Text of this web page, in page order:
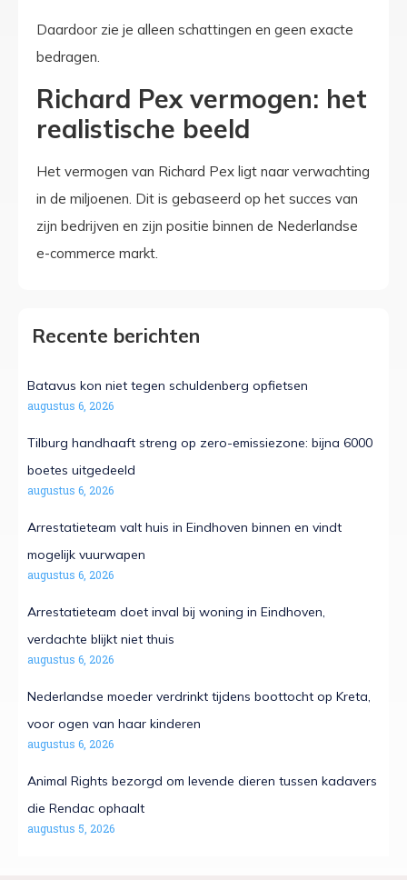
Daardoor zie je alleen schattingen en geen exacte
bedragen.
Richard Pex vermogen: het
realistische beeld
Het vermogen van Richard Pex ligt naar verwachting
in de miljoenen. Dit is gebaseerd op het succes van
zijn bedrijven en zijn positie binnen de Nederlandse
e-commerce markt.
Recente berichten
Batavus kon niet tegen schuldenberg opfietsen
augustus 6, 2026
Tilburg handhaaft streng op zero-emissiezone: bijna 6000
boetes uitgedeeld
augustus 6, 2026
Arrestatieteam valt huis in Eindhoven binnen en vindt
mogelijk vuurwapen
augustus 6, 2026
Arrestatieteam doet inval bij woning in Eindhoven,
verdachte blijkt niet thuis
augustus 6, 2026
Nederlandse moeder verdrinkt tijdens boottocht op Kreta,
voor ogen van haar kinderen
augustus 6, 2026
Animal Rights bezorgd om levende dieren tussen kadavers
die Rendac ophaalt
augustus 5, 2026